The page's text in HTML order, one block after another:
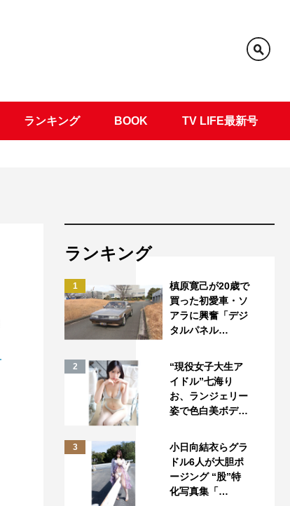
ランキング BOOK TV LIFE最新号
ランキング
1
槙原寛己が20歳で
買った初愛車・ソ
アラに興奮「デジ
タルパネル…
2
“現役女子大生ア
イドル”七海り
お、ランジェリー
姿で色白美ボデ…
3
小日向結衣らグラ
ドル6人が大胆ポ
ージング “股”特
化写真集「…